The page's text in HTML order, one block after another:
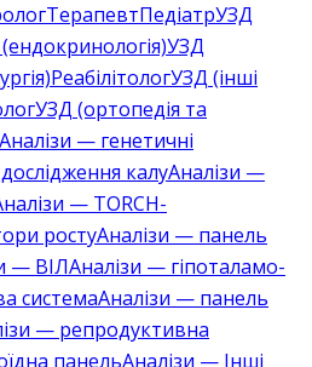
ТерапевтПедіатрУЗД
УЗД
РеабілітологУЗД (інші
УЗД (ортопедія та
Аналізи — генетичні
калуАналізи —
— TORCH-
ростуАналізи — панель
— ВІЛАналізи — гіпоталамо-
системаАналізи — панель
— репродуктивна
панельАналізи — Інші